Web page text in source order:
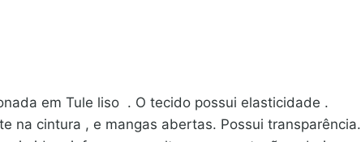
em Tule liso . O tecido possui elasticidade .
na cintura , e mangas abertas. Possui transparência.